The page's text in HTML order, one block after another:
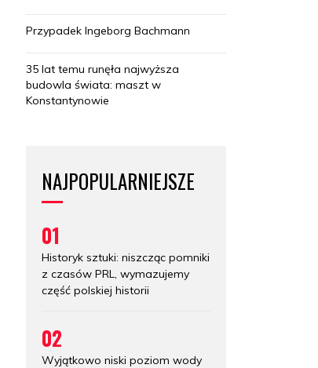
Przypadek Ingeborg Bachmann
35 lat temu runęła najwyższa
budowla świata: maszt w
Konstantynowie
NAJPOPULARNIEJSZE
01
Historyk sztuki: niszcząc pomniki
z czasów PRL, wymazujemy
część polskiej historii
02
Wyjątkowo niski poziom wody